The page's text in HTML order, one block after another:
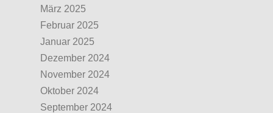
März 2025
Februar 2025
Januar 2025
Dezember 2024
November 2024
Oktober 2024
September 2024